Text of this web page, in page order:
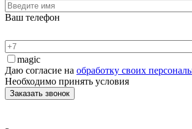
Ваш телефон
magic
Даю согласие на обработку своих
Необходимо принять условия